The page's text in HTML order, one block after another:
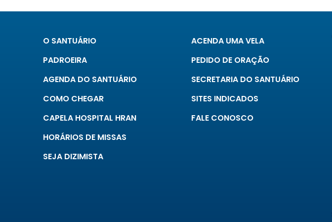
O SANTUÁRIO
PADROEIRA
AGENDA DO SANTUÁRIO
COMO CHEGAR
CAPELA HOSPITAL HRAN
HORÁRIOS DE MISSAS
SEJA DIZIMISTA
ACENDA UMA VELA
PEDIDO DE ORAÇÃO
SECRETARIA DO SANTUÁRIO
SITES INDICADOS
FALE CONOSCO